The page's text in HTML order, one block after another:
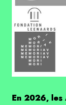
En 2026, les